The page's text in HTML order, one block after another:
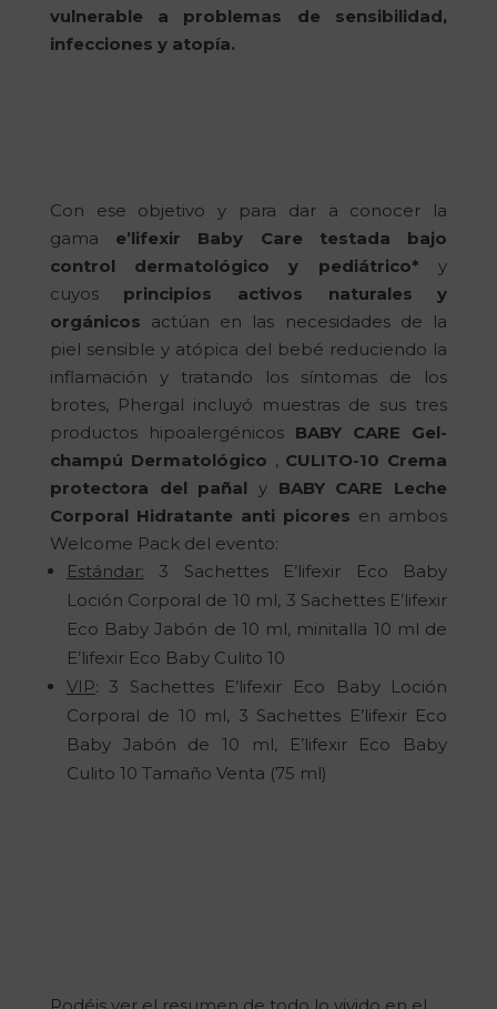
vulnerable a problemas de sensibilidad,
infecciones y atopía.
Con ese objetivo y para dar a conocer la
gama
e’lifexir Baby Care
testada bajo
control dermatológico y pediátrico*
y
cuyos
principios activos naturales y
orgánicos actúan en las necesidades de la
piel sensible y atópica del bebé reduciendo la
inflamación y tratando los síntomas de los
brotes, Phergal incluyó muestras de sus tres
productos hipoalergénicos BABY CARE Gel-
champú Dermatológico , CULITO-10 Crema
protectora del pañal y BABY CARE Leche
Corporal Hidratante anti picores en ambos
Welcome Pack del evento:
Estándar: 3 Sachettes E’lifexir Eco Baby
Loción Corporal de 10 ml, 3 Sachettes E’lifexir
Eco Baby Jabón de 10 ml, minitalla 10 ml de
E’lifexir Eco Baby Culito 10
VIP: 3 Sachettes E’lifexir Eco Baby Loción
Corporal de 10 ml, 3 Sachettes E’lifexir Eco
Baby Jabón de 10 ml, E’lifexir Eco Baby
Culito 10 Tamaño Venta (75 ml)